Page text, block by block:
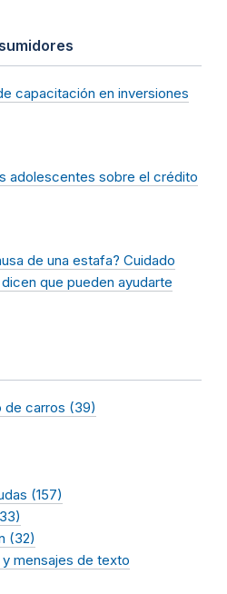
capacitación en inversiones
adolescentes sobre el crédito
de una estafa? Cuidado
que pueden ayudarte
de carros (39)
(157)
(32)
mensajes de texto